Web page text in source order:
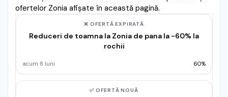
ofertelor Zonia afișate în această pagină.
❌ OFERTĂ EXPIRATĂ
Reduceri de toamna la Zonia de pana la -60% la
rochii
acum 8 luni 60%
✅ OFERTĂ NOUĂ